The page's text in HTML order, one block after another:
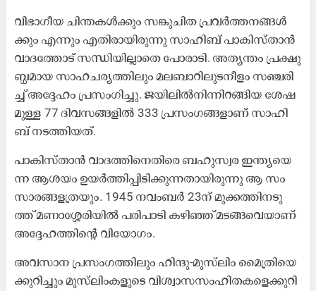
വി​ഭാ​ഗീ​യ ചി​ന്ത​ക​ൾ​ക്കും സ​ങ്കു​ചി​ത പ്ര​വ​ർ​ത്ത​ന​ങ്ങ​ൾ​
ക്കും എ​ന്നും എ​തി​രാ​യി​രു​ന്നു സാ​ഹി​ബ് പാ​കി​സ്താ​ൻ
വാ​ദ​ത്തോ​ട് സ​ന്ധി​യി​ല്ലാ​തെ പോ​രാ​ടി. അ​ത്യ​ന്തം പ്ര​ക്ഷു​
ബ്ധ​മാ​യ സാ​ഹ​ച​ര്യ​ത്തി​ലും മ​ല​ബാ​റി​ലു​ട​നീ​ളം സ​ഞ്ച​രി​
ച്ച് അ​ദ്ദേ​ഹം പ്ര​സം​ഗി​ച്ചു. ജ​യി​ലി​ൽ​നി​ന്നി​റ​ങ്ങി​യ ശേ​ഷ​
മു​ള്ള 77 ദി​വ​സ​ങ്ങ​ളി​ൽ 333 പ്ര​സം​ഗ​ങ്ങ​ളാ​ണ് സാ​ഹി​
ബ് ന​ട​ത്തി​യ​ത്.
പാ​കി​സ്താ​ൻ വാ​ദ​ത്തി​നെ​തി​രെ ബ​ഹു​സ്വ​ര ഇ​ന്ത്യ​യെ​
ന്ന ആ​ശ​യം ഉ​യ​ർ​ത്തി​പ്പി​ടി​ക്കു​ന്ന​താ​യി​രു​ന്നു ആ ​സം​
സാ​ര​ങ്ങ​ള​ത്ര​യും. 1945 ന​വം​ബ​ർ 23ന് ​മു​ക്ക​ത്തി​ന​ടു​
ത്ത് മ​ണാ​ശ്ശേ​രി​യി​ൽ പ​രി​പാ​ടി ക​ഴി​ഞ്ഞ് മ​ട​ങ്ങ​വെ​യാ​ണ്
അ​ദ്ദേ​ഹ​ത്തി​ന്റെ വി​യോ​ഗം.
അ​വ​സാ​ന പ്ര​സം​ഗ​ത്തി​ലും ഹി​ന്ദു-​മു​സ്‍ലിം മൈ​ത്രി​യെ​
ക്കു​റി​ച്ചും മു​സ്‍ലിം​ക​ളു​ടെ വി​ശ്വാ​സ​സം​ഹി​ത​ക​ളെ​ക്കു​റി​